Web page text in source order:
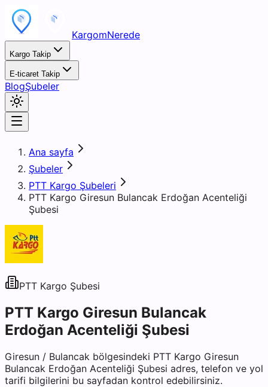
KargomNerede
Kargo Takip
E-ticaret Takip
BlogŞubeler
Ana sayfa
Şubeler
PTT Kargo Şubeleri
PTT Kargo Giresun Bulancak Erdoğan Acenteliği
Şubesi
PTT Kargo Şubesi
PTT Kargo Giresun Bulancak
Erdoğan Acenteliği Şubesi
Giresun / Bulancak bölgesindeki PTT Kargo Giresun
Bulancak Erdoğan Acenteliği Şubesi adres, telefon ve yol
tarifi bilgilerini bu sayfadan kontrol edebilirsiniz.